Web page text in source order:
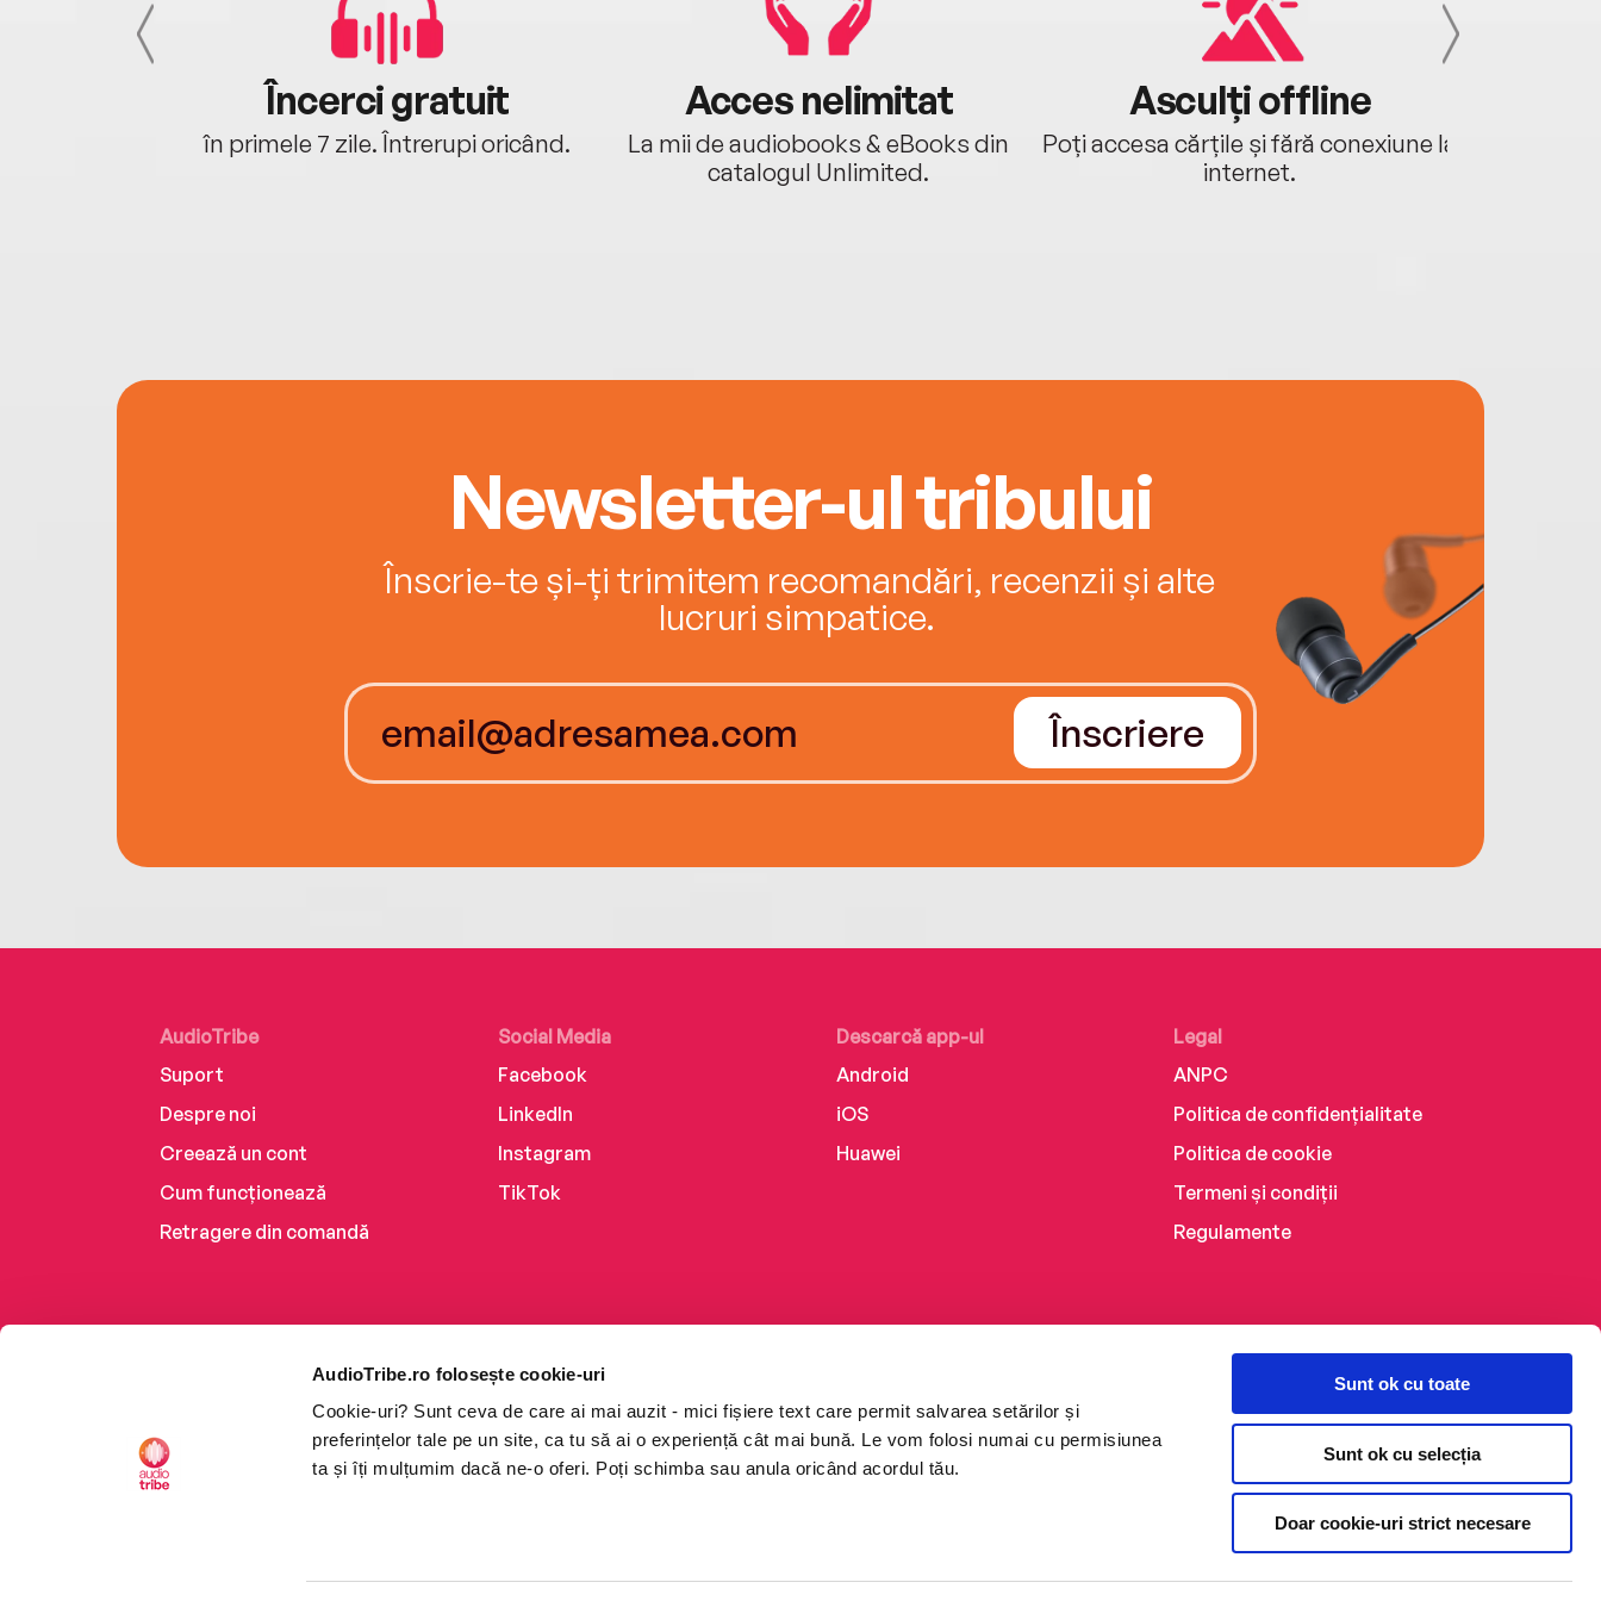
AudioTribe.ro folosește cookie-uri
Cookie-uri? Sunt ceva de care ai mai auzit - mici fișiere text care permit salvarea setărilor și
preferințelor tale pe un site, ca tu să ai o experiență cât mai bună. Le vom folosi numai cu permisiunea
ta și îți mulțumim dacă ne-o oferi. Poți schimba sau anula oricând acordul tău.
Sunt ok cu toate
Sunt ok cu selecția
Doar cookie-uri strict necesare
Încerci gratuit
în primele 7 zile. Întrerupi oricând.
Acces nelimitat
La mii de audiobooks & eBooks din
catalogul Unlimited.
Asculți offline
Poți accesa cărțile și fără conexiune la
internet.
Newsletter-ul tribului
Înscrie-te și-ți trimitem recomandări, recenzii și alte
lucruri simpatice.
Înscriere
AudioTribe
Suport
Despre noi
Creează un cont
Cum funcționează
Retragere din comandă
Social Media
Facebook
LinkedIn
Instagram
TikTok
Descarcă app-ul
Android
iOS
Huawei
Legal
ANPC
Politica de confidențialitate
Politica de cookie
Termeni și condiții
Regulamente